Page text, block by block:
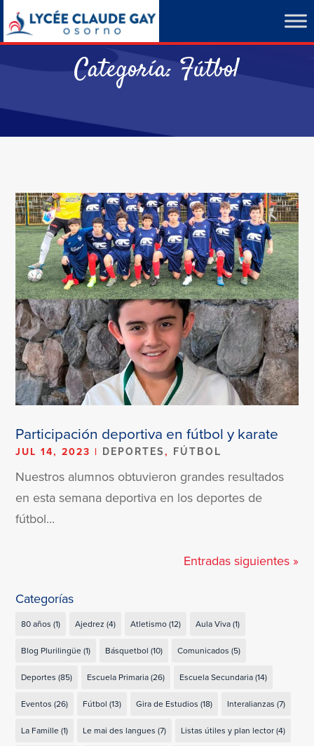
Categoría: Fútbol
Participación deportiva en fútbol y karate
JUL 14, 2023 | DEPORTES, FÚTBOL
Nuestros alumnos obtuvieron grandes resultados
en esta semana deportiva en los deportes de
fútbol...
Entradas siguientes »
Categorías
80 años (1) Ajedrez (4) Atletismo(12) Aula Viva(1)
Blog Plurilingüe(1) Básquetbol (10) Comunicados (5)
Deportes (85) Escuela Primaria(26) Escuela Secundaria(14)
Eventos (26) Fútbol (13) Gira de Estudios (18) Interalianzas (7)
La Famille(1) Le mai des langues (7) Listas útiles y plan lector(4)